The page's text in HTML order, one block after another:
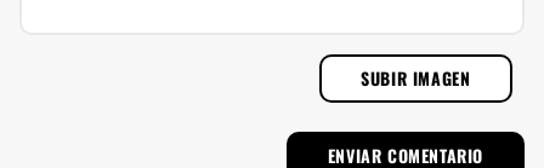
SUBIR IMAGEN